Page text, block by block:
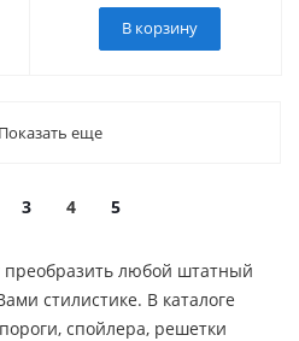
В корзину
Показать еще
3 4 5
любой штатный
стилистике. В каталоге
спойлера, решетки